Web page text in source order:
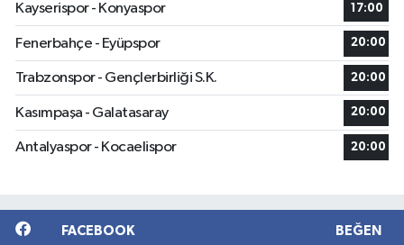
Kayserispor - Konyaspor
17:00
Fenerbahçe - Eyüpspor 20:00
Trabzonspor - Gençlerbirliği S.K. 20:00
Kasımpaşa - Galatasaray 20:00
Antalyaspor - Kocaelispor 20:00
FACEBOOK BEĞEN